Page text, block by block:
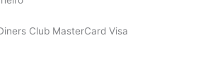
Club MasterCard Visa